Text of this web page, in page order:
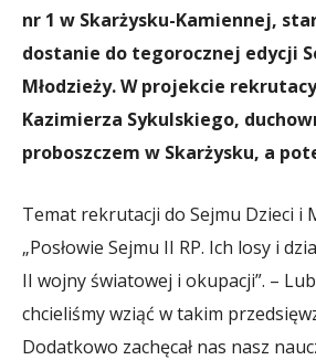
nr 1 w Skarżysku-Kamiennej,
dostanie do tegorocznej edycji
Młodzieży. W projekcie
Kazimierza Sykulskiego,
proboszczem w Skarżysku, a
Temat rekrutacji do Sejmu Dzieci i
„Posłowie Sejmu II RP. Ich losy i
II wojny światowej i okupacji”. –
chcieliśmy wziąć w takim
Dodatkowo zachęcał nas nasz